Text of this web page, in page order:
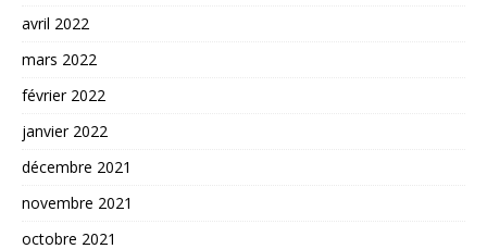
avril 2022
mars 2022
février 2022
janvier 2022
décembre 2021
novembre 2021
octobre 2021